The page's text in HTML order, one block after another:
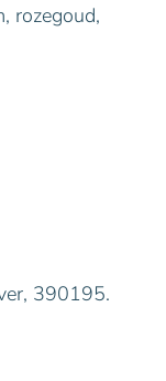
rozegoud,
390195.